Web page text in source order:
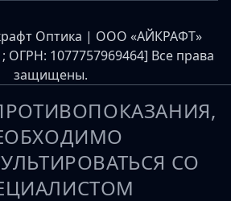
Оптика | ООО «АЙКРАФТ»
ОГРН: 1077757969464] Все права
защищены.
СО